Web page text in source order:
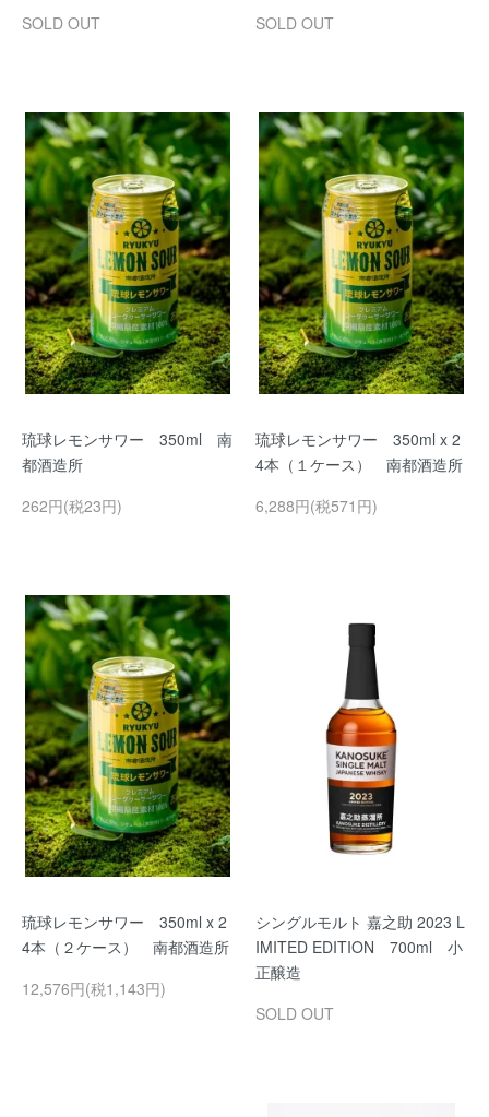
SOLD OUT
SOLD OUT
琉球レモンサワー 350ml 南
都酒造所
262円(税23円)
琉球レモンサワー 350ml x 2
4本（１ケース） 南都酒造所
6,288円(税571円)
琉球レモンサワー 350ml x 2
4本（２ケース） 南都酒造所
12,576円(税1,143円)
シングルモルト 嘉之助 2023 L
IMITED EDITION 700ml 小
正醸造
SOLD OUT